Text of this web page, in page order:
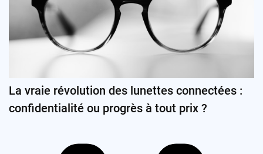
La vraie révolution des lunettes connectées :
confidentialité ou progrès à tout prix ?